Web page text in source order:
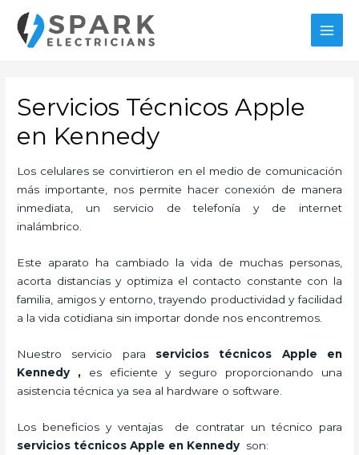
contenido
Servicios Técnicos Apple
en Kennedy
Los celulares se convirtieron en el medio de comunicación
más importante, nos permite hacer conexión de manera
inmediata, un servicio de telefonía y de internet
inalámbrico.
Este aparato ha cambiado la vida de muchas personas,
acorta distancias y optimiza el contacto constante con la
familia, amigos y entorno, trayendo productividad y facilidad
a la vida cotidiana sin importar donde nos encontremos.
Nuestro servicio para servicios técnicos Apple en
Kennedy
,es eficiente y seguro proporcionando una
asistencia técnica ya sea al hardware o software.
Los beneficios y ventajas de contratar un técnico para
servicios técnicos Apple en Kennedy son: